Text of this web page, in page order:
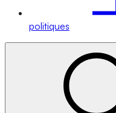
politiques